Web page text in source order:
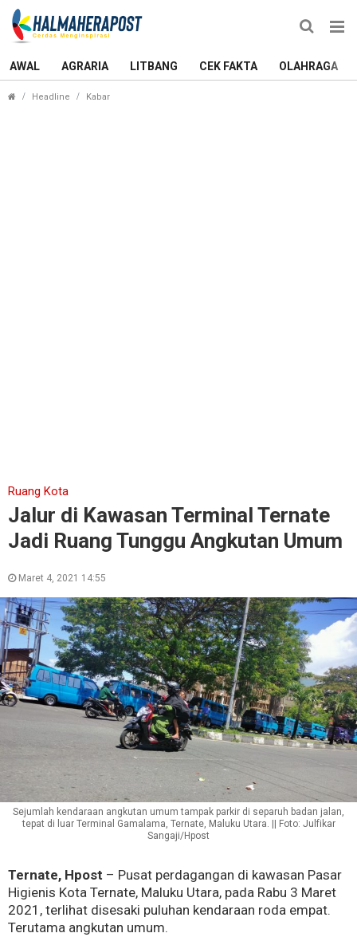
AWAL AGRARIA LITBANG CEK FAKTA OLAHRAGA
Headline Kabar
Ruang Kota
Jalur di Kawasan Terminal Ternate
Jadi Ruang Tunggu Angkutan Umum
Maret 4, 2021 14:55
Sejumlah kendaraan angkutan umum tampak parkir di separuh badan jalan,
tepat di luar Terminal Gamalama, Ternate, Maluku Utara. || Foto: Julfikar
Sangaji/Hpost
Ternate, Hpost – Pusat perdagangan di kawasan Pasar
Higienis Kota Ternate, Maluku Utara, pada Rabu 3 Maret
2021, terlihat disesaki puluhan kendaraan roda empat.
Terutama angkutan umum.